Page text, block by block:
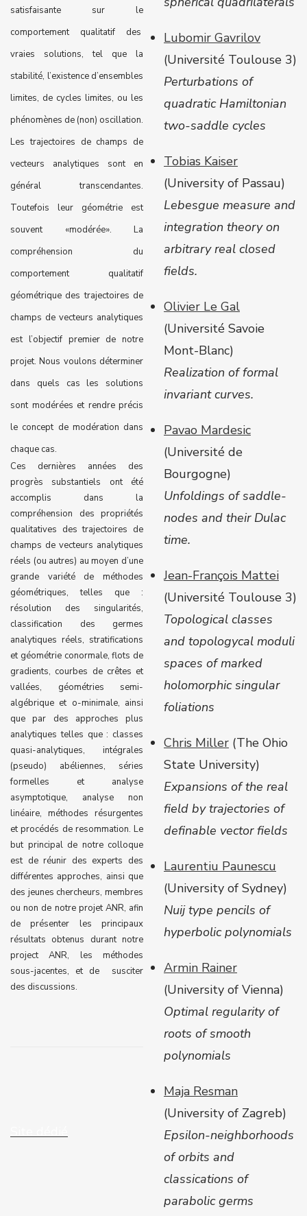
satisfaisante sur le
comportement qualitatif des
vraies solutions, tel que la
stabilité, l’existence d’ensembles
limites, de cycles limites, ou les
phénomènes de (non) oscillation.
Les trajectoires de champs de
vecteurs analytiques sont en
général transcendantes.
Toutefois leur géométrie est
souvent «modérée». La
compréhension du
comportement qualitatif
géométrique des trajectoires de
champs de vecteurs analytiques
est l’objectif premier de notre
projet. Nous voulons déterminer
dans quels cas les solutions
sont modérées et rendre précis
le concept de modération dans
chaque cas.
Ces dernières années des
progrès substantiels ont été
accomplis dans la
compréhension des propriétés
qualitatives des trajectoires de
champs de vecteurs analytiques
réels (ou autres) au moyen d’une
grande variété de méthodes
géométriques, telles que :
résolution des singularités,
classification des germes
analytiques réels, stratifications
et géométrie conormale, flots de
gradients, courbes de crêtes et
vallées, géométries semi-
algébrique et o-minimale, ainsi
que par des approches plus
analytiques telles que : classes
quasi-analytiques, intégrales
(pseudo) abéliennes, séries
formelles et analyse
asymptotique, analyse non
linéaire, méthodes résurgentes
et procédés de resommation. Le
but principal de notre colloque
est de réunir des experts des
différentes approches, ainsi que
des jeunes chercheurs, membres
ou non de notre projet ANR, afin
de présenter les principaux
résultats obtenus durant notre
project ANR, les méthodes
sous-jacentes, et de susciter
des discussions.
Lubomir Gavrilov
(Université Toulouse 3)
Perturbations of
quadratic Hamiltonian
two-saddle cycles
Tobias Kaiser
(University of Passau)
Lebesgue measure and
integration theory on
arbitrary real closed
fields.
Olivier Le Gal
(Université Savoie
Mont-Blanc)
Realization of formal
invariant curves.
Pavao Mardesic
(Université de
Bourgogne)
Unfoldings of saddle-
nodes and their Dulac
time.
Jean-François Mattei
(Université Toulouse 3)
Topological classes
and topologycal moduli
spaces of marked
holomorphic singular
foliations
Chris Miller (The Ohio
State University)
Expansions of the real
field by trajectories of
definable vector fields
Laurentiu Paunescu
(University of Sydney)
Nuij type pencils of
hyperbolic polynomials
Armin Rainer
(University of Vienna)
Optimal regularity of
roots of smooth
polynomials
Maja Resman
(University of Zagreb)
Epsilon-neighborhoods
of orbits and
classications of
parabolic germs